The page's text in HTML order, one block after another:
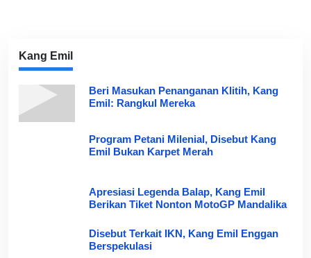
Kang Emil
Beri Masukan Penanganan Klitih, Kang
Emil: Rangkul Mereka
Program Petani Milenial, Disebut Kang
Emil Bukan Karpet Merah
Apresiasi Legenda Balap, Kang Emil
Berikan Tiket Nonton MotoGP Mandalika
Disebut Terkait IKN, Kang Emil Enggan
Berspekulasi